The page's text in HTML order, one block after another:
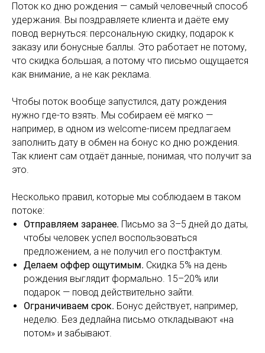
Поток ко дню рождения — самый человечный способ
удержания. Вы поздравляете клиента и даёте ему
повод вернуться: персональную скидку, подарок к
заказу или бонусные баллы. Это работает не потому,
что скидка большая, а потому что письмо ощущается
как внимание, а не как реклама.
Чтобы поток вообще запустился, дату рождения
нужно где-то взять. Мы собираем её мягко —
например, в одном из welcome-писем предлагаем
заполнить дату в обмен на бонус ко дню рождения.
Так клиент сам отдаёт данные, понимая, что получит за
это.
Несколько правил, которые мы соблюдаем в таком
потоке:
Отправляем заранее. Письмо за 3–5 дней до даты,
чтобы человек успел воспользоваться
предложением, а не получил его постфактум.
Делаем оффер ощутимым. Скидка 5% на день
рождения выглядит формально. 15–20% или
подарок — повод действительно зайти.
Ограничиваем срок. Бонус действует, например,
неделю. Без дедлайна письмо откладывают «на
потом» и забывают.